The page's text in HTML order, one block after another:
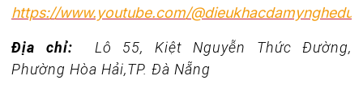
https://www.youtube.com/
Địa chỉ: Lô 55, Kiệt Nguyễn Thức Đường,
Phường Hòa Hải,TP. Đà Nẵng